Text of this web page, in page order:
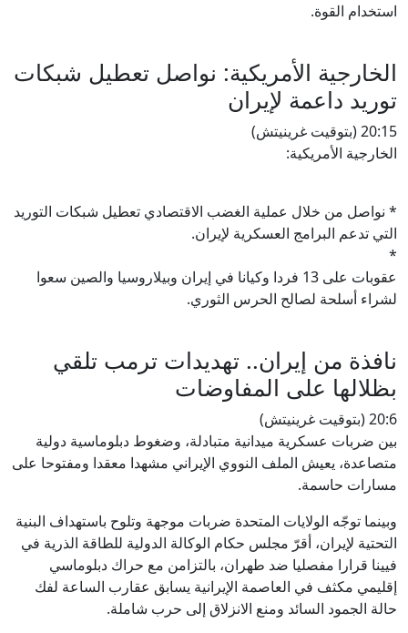
استخدام القوة.
الخارجية الأمريكية: نواصل تعطيل شبكات
توريد داعمة لإيران
20:15 (بتوقيت غرينيتش)
الخارجية الأمريكية:
* نواصل من خلال عملية الغضب الاقتصادي تعطيل شبكات التوريد
التي تدعم البرامج العسكرية لإيران.
*
عقوبات على 13 فردا وكيانا في إيران وبيلاروسيا والصين سعوا
لشراء أسلحة لصالح الحرس الثوري.
نافذة من إيران.. تهديدات ترمب تلقي
بظلالها على المفاوضات
20:6 (بتوقيت غرينيتش)
بين ضربات عسكرية ميدانية متبادلة، وضغوط دبلوماسية دولية
متصاعدة، يعيش الملف النووي الإيراني مشهدا معقدا ومفتوحا على
مسارات حاسمة.
وبينما توجّه الولايات المتحدة ضربات موجهة وتلوح باستهداف البنية
التحتية لإيران، أقرّ مجلس حكام الوكالة الدولية للطاقة الذرية في
فيينا قرارا مفصليا ضد طهران، بالتزامن مع حراك دبلوماسي
إقليمي مكثف في العاصمة الإيرانية يسابق عقارب الساعة لفك
حالة الجمود السائد ومنع الانزلاق إلى حرب شاملة.